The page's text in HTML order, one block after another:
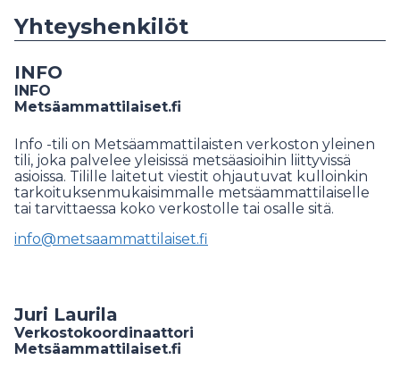
Yhteyshenkilöt
INFO
INFO
Metsäammattilaiset.fi
Info -tili on Metsäammattilaisten verkoston yleinen
tili, joka palvelee yleisissä metsäasioihin liittyvissä
asioissa. Tilille laitetut viestit ohjautuvat kulloinkin
tarkoituksenmukaisimmalle metsäammattilaiselle
tai tarvittaessa koko verkostolle tai osalle sitä.
info@metsaammattilaiset.fi
Juri Laurila
Verkostokoordinaattori
Metsäammattilaiset.fi